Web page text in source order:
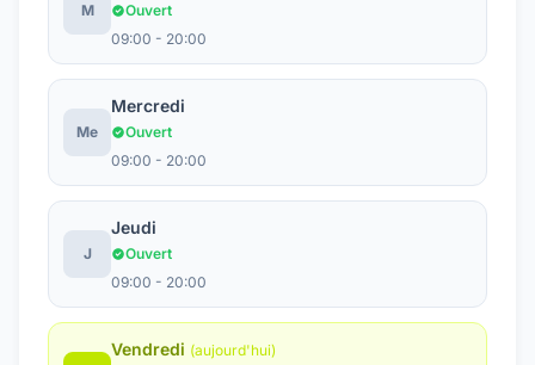
M
Ouvert
09:00 - 20:00
Me
Mercredi
Ouvert
09:00 - 20:00
J
Jeudi
Ouvert
09:00 - 20:00
Vendredi (aujourd'hui)